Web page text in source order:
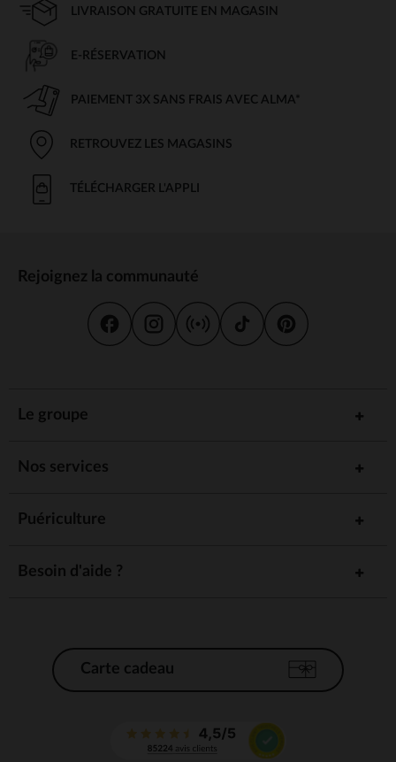
LIVRAISON GRATUITE EN MAGASIN
E-RÉSERVATION
PAIEMENT 3X SANS FRAIS AVEC ALMA*
RETROUVEZ LES MAGASINS
TÉLÉCHARGER L'APPLI
Rejoignez la communauté
Le groupe
Nos services
Puériculture
Besoin d'aide ?
Carte cadeau